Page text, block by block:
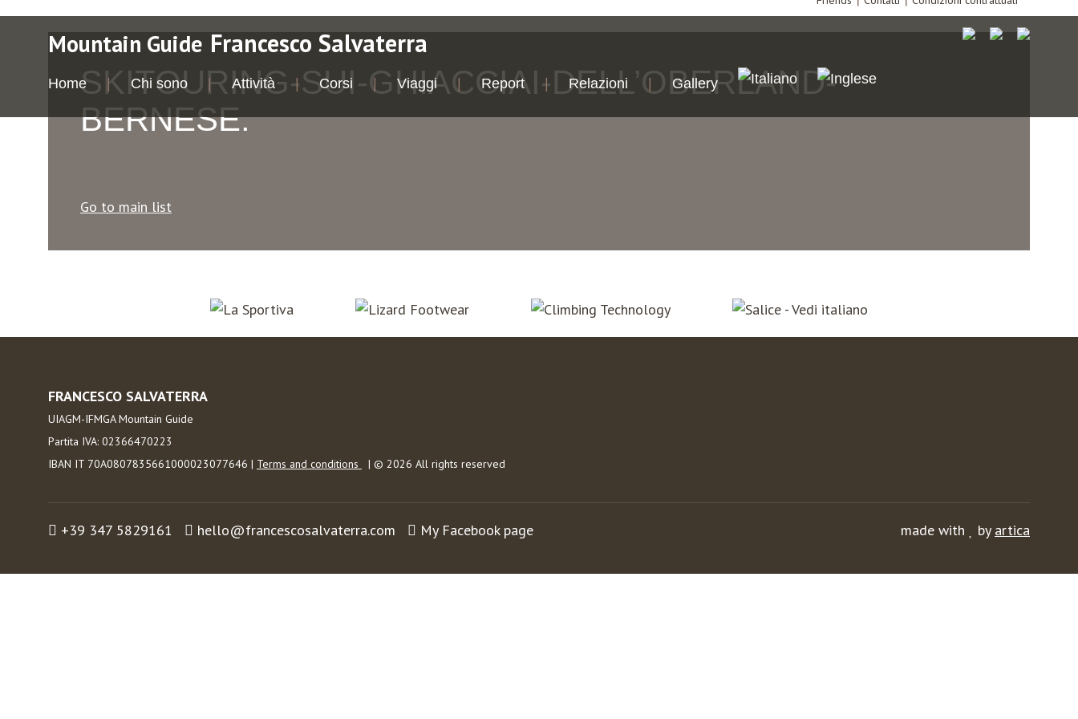
Mountain Guide Francesco Salvaterra
Home Chi sono Attività Corsi Viaggi Report Relazioni Gallery
SKITOURING-SUI-GHIACCIAI-DELL’OBERLAND-
BERNESE.
Go to main list
FRANCESCO SALVATERRA
UIAGM-IFMGA Mountain Guide
Partita IVA: 02366470223
IBAN IT 70A0807835661000023077646 | Terms and conditions | © 2026 All rights reserved
+39 347 5829161 hello@francescosalvaterra.com My Facebook page made with by artica